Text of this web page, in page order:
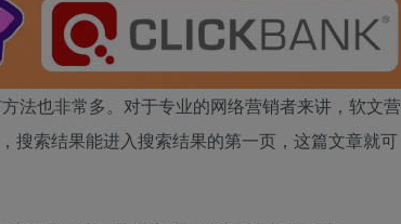
法也非常多。对于专业的网络营销者来讲，软文营
搜索结果能进入搜索结果的第一页，这篇文章就可